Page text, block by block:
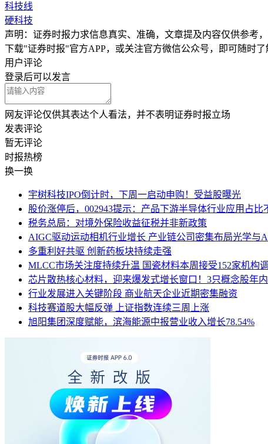
科技线
硬科技
声明：证券时报力求信息真实、准确，文章提及内容仅供参考
下载"证券时报"官方APP，或关注官方微信公众号，即可随时
用户评论
登录后可以发言
网友评论仅供其表达个人看法，并不表明证券时报立场
发表评论
暂无评论
时报热榜
换一换
宇树科技IPO倒计时，下周一启动申购！受益股曝光
股价涨停后，002943提示：产品下游半导体行业应用占比
税务总局：对境外保险收益征税并非新政策
AIGC驱动运动相机行业增长 产业链公司密集布局光学与
多重利好共驱 创新药板块持续走强
MLCC市场关注度持续升温 国瓷材料本周接受152家机构
芯片散热核心材料，迎来爆发式增长窗口！3只概念股年
行业发展进入关键阶段 商业航天企业近期密集融资
科技赛道股大幅反弹 上证指数连续三周上涨
旭阳集团深度赋能，滨海能源中报营业收入增长78.54%